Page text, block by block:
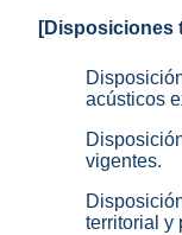
[Disposiciones
acústicos
vigentes.
territorial y